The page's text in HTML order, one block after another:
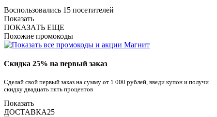
Воспользовались 15 посетителей
Показать
ПОКАЗАТЬ ЕЩЕ
Похожие промокоды
Скидка 25% на первый заказ
Сделай свой первый заказ на сумму от 1 000 рублей, введи купон и получи
скидку двадцать пять процентов
Показать
ДОСТАВКА25